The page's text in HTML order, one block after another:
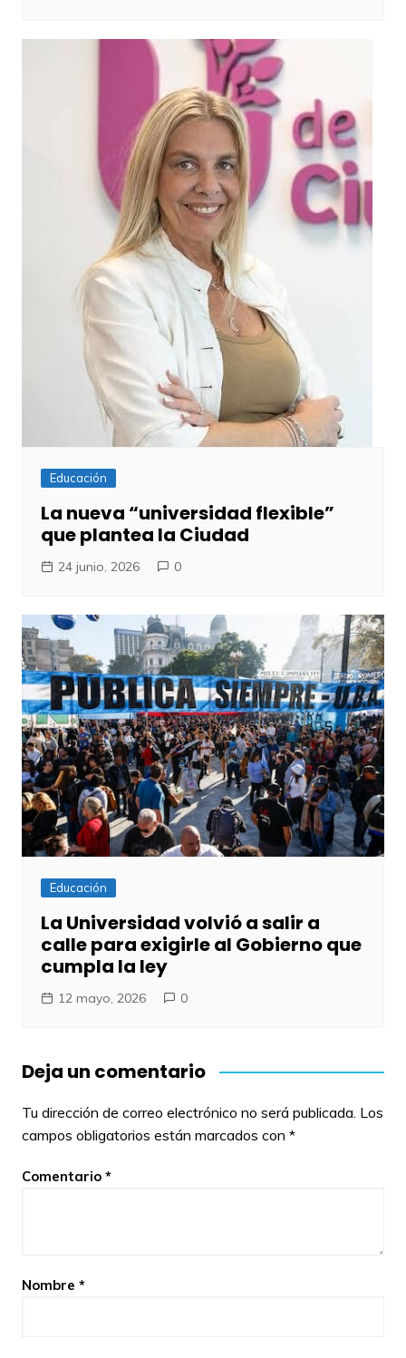
Educación
La nueva “universidad flexible”
que plantea la Ciudad
24 junio, 2026 0
Educación
La Universidad volvió a salir a
calle para exigirle al Gobierno que
cumpla la ley
12 mayo, 2026 0
Deja un comentario
Tu dirección de correo electrónico no será publicada. Los
campos obligatorios están marcados con *
Comentario *
Nombre *